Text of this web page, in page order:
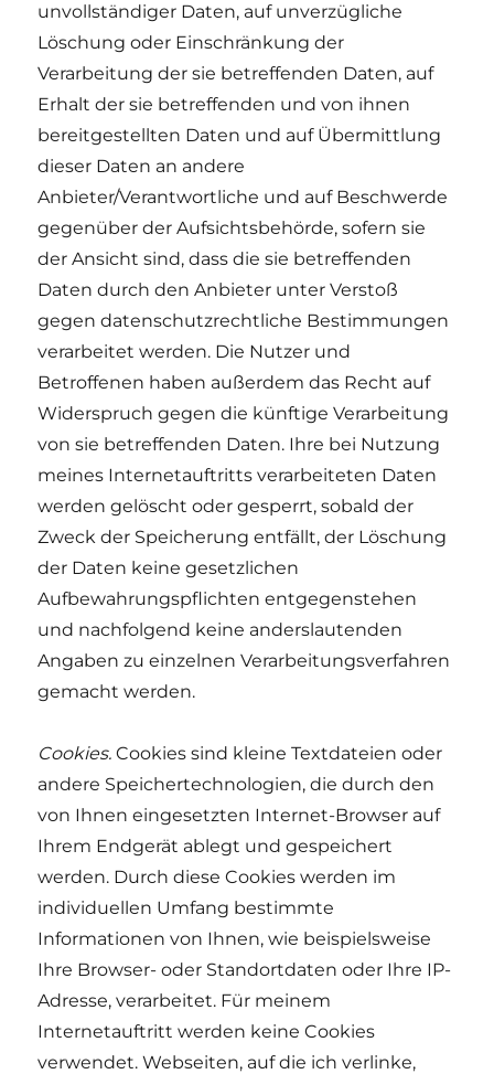
unvollständiger Daten, auf unverzügliche
Löschung oder Einschränkung der
Verarbeitung der sie betreffenden Daten, auf
Erhalt der sie betreffenden und von ihnen
bereitgestellten Daten und auf Übermittlung
dieser Daten an andere
Anbieter/Verantwortliche und auf Beschwerde
gegenüber der Aufsichtsbehörde, sofern sie
der Ansicht sind, dass die sie betreffenden
Daten durch den Anbieter unter Verstoß
gegen datenschutzrechtliche Bestimmungen
verarbeitet werden. Die Nutzer und
Betroffenen haben außerdem das Recht auf
Widerspruch gegen die künftige Verarbeitung
von sie betreffenden Daten. Ihre bei Nutzung
meines Internetauftritts verarbeiteten Daten
werden gelöscht oder gesperrt, sobald der
Zweck der Speicherung entfällt, der Löschung
der Daten keine gesetzlichen
Aufbewahrungspflichten entgegenstehen
und nachfolgend keine anderslautenden
Angaben zu einzelnen Verarbeitungsverfahren
gemacht werden.
Cookies. Cookies sind kleine Textdateien oder
andere Speichertechnologien, die durch den
von Ihnen eingesetzten Internet-Browser auf
Ihrem Endgerät ablegt und gespeichert
werden. Durch diese Cookies werden im
individuellen Umfang bestimmte
Informationen von Ihnen, wie beispielsweise
Ihre Browser- oder Standortdaten oder Ihre IP-
Adresse, verarbeitet. Für meinem
Internetauftritt werden keine Cookies
verwendet. Webseiten, auf die ich verlinke,